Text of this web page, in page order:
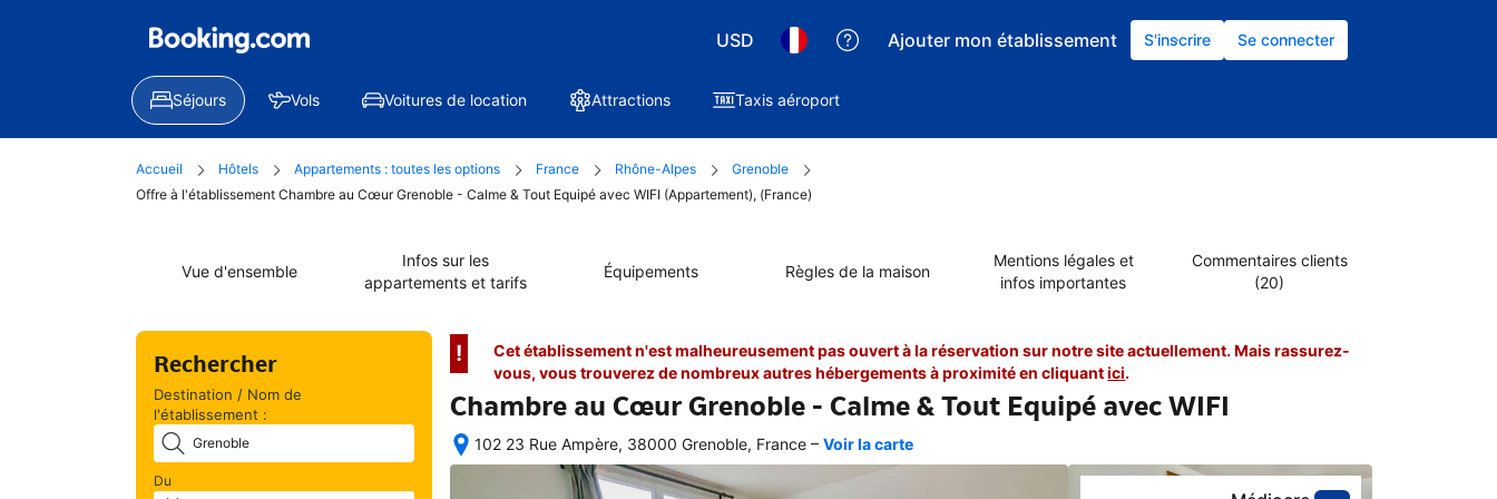
USD Ajouter mon établissement S'inscrire Se connecter
Séjours Vols Voitures de location Attractions Taxis aéroport
Accueil Hôtels Appartements : toutes les options France Rhône-Alpes
Grenoble
Offre à l'établissement Chambre au Cœur Grenoble - Calme & Tout Equipé avec WIFI (Appartement), (France)
Vue d'ensemble
Infos sur les
appartements et tarifs
Équipements Règles de la maison
Mentions légales et
infos importantes
Commentaires clients
(20)
Rechercher
Destination / Nom de
l'établissement :
Du
!
Cet établissement n'est malheureusement pas ouvert à la réservation sur notre site actuellement. Mais rassurez-
vous, vous trouverez de nombreux autres hébergements à proximité en cliquantici.
Chambre au Cœur Grenoble - Calme & Tout Equipé avec WIFI
102 23 Rue Ampère, 38000 Grenoble, France
Une
– Voir la carte